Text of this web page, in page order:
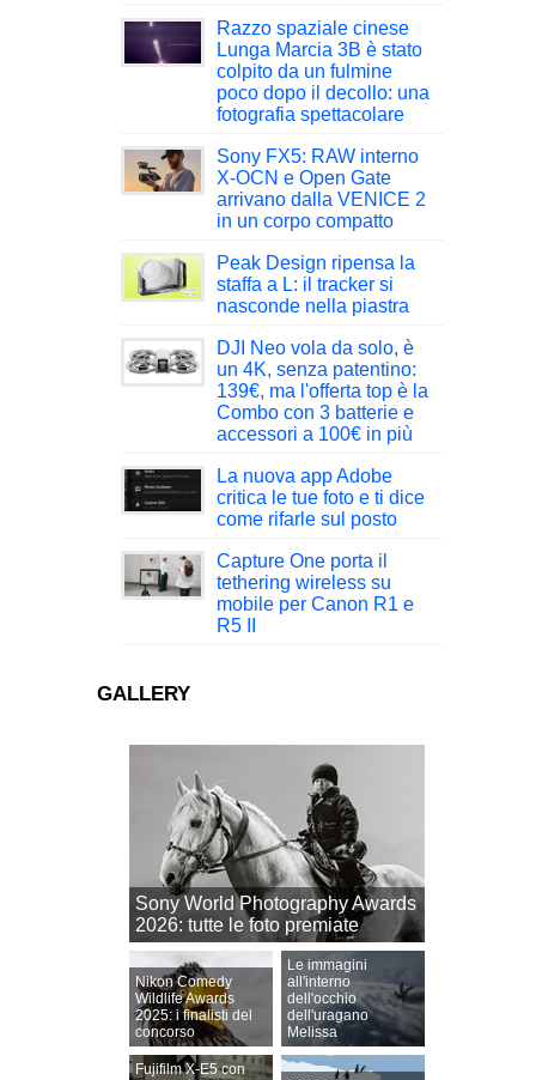
Razzo spaziale cinese
Lunga Marcia 3B è stato
colpito da un fulmine
poco dopo il decollo: una
fotografia spettacolare
Sony FX5: RAW interno
X-OCN e Open Gate
arrivano dalla VENICE 2
in un corpo compatto
Peak Design ripensa la
staffa a L: il tracker si
nasconde nella piastra
DJI Neo vola da solo, è
un 4K, senza patentino:
139€, ma l'offerta top è la
Combo con 3 batterie e
accessori a 100€ in più
La nuova app Adobe
critica le tue foto e ti dice
come rifarle sul posto
Capture One porta il
tethering wireless su
mobile per Canon R1 e
R5 II
GALLERY
Sony World Photography Awards
2026: tutte le foto premiate
Nikon Comedy
Wildlife Awards
2025: i finalisti del
concorso
Le immagini
all'interno
dell'occhio
dell'uragano
Melissa
Fujifilm X-E5 con